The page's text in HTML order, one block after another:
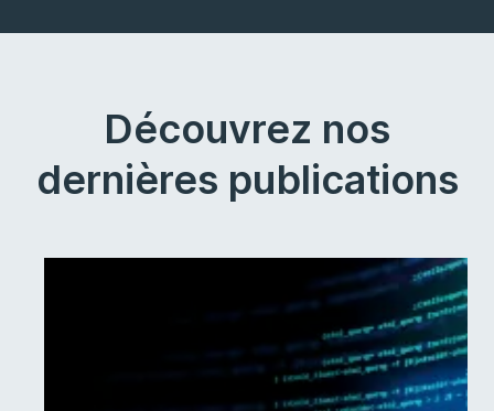
Découvrez nos
dernières publications
Data Analytics : Exploitez
la richesse de vos
données, autrement